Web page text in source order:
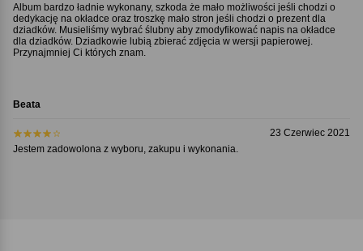
Album bardzo ładnie wykonany, szkoda że mało możliwości jeśli chodzi o
dedykację na okładce oraz troszkę mało stron jeśli chodzi o prezent dla
dziadków. Musieliśmy wybrać ślubny aby zmodyfikować napis na okładce
dla dziadków. Dziadkowie lubią zbierać zdjęcia w wersji papierowej.
Przynajmniej Ci których znam.
Beata
23 Czerwiec 2021
Jestem zadowolona z wyboru, zakupu i wykonania.